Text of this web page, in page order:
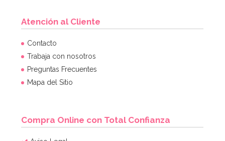
Atención al Cliente
Contacto
Trabaja con nosotros
Preguntas Frecuentes
Mapa del Sitio
Compra Online con Total Confianza